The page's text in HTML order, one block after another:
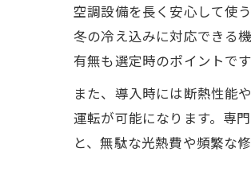
空調設備を長く安心して使
冬の冷え込みに対応できる
有無も選定時のポイントです
また、導入時には断熱性能
運転が可能になります。専
と、無駄な光熱費や頻繁な